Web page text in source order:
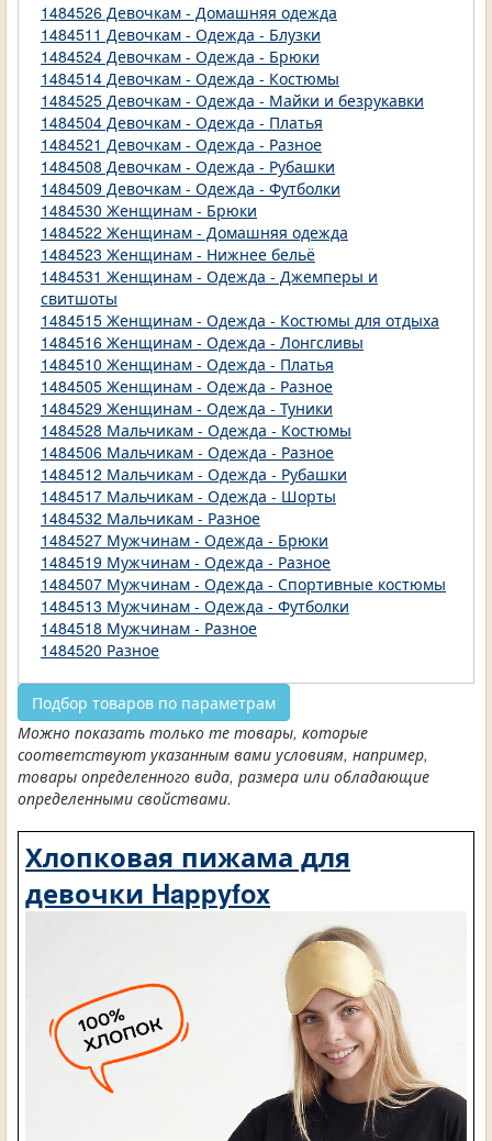
1484526 Девочкам - Домашняя одежда
1484511 Девочкам - Одежда - Блузки
1484524 Девочкам - Одежда - Брюки
1484514 Девочкам - Одежда - Костюмы
1484525 Девочкам - Одежда - Майки и безрукавки
1484504 Девочкам - Одежда - Платья
1484521 Девочкам - Одежда - Разное
1484508 Девочкам - Одежда - Рубашки
1484509 Девочкам - Одежда - Футболки
1484530 Женщинам - Брюки
1484522 Женщинам - Домашняя одежда
1484523 Женщинам - Нижнее бельё
1484531 Женщинам - Одежда - Джемперы и
свитшоты
1484515 Женщинам - Одежда - Костюмы для отдыха
1484516 Женщинам - Одежда - Лонгсливы
1484510 Женщинам - Одежда - Платья
1484505 Женщинам - Одежда - Разное
1484529 Женщинам - Одежда - Туники
1484528 Мальчикам - Одежда - Костюмы
1484506 Мальчикам - Одежда - Разное
1484512 Мальчикам - Одежда - Рубашки
1484517 Мальчикам - Одежда - Шорты
1484532 Мальчикам - Разное
1484527 Мужчинам - Одежда - Брюки
1484519 Мужчинам - Одежда - Разное
1484507 Мужчинам - Одежда - Спортивные костюмы
1484513 Мужчинам - Одежда - Футболки
1484518 Мужчинам - Разное
1484520 Разное
Подбор товаров по параметрам
Можно показать только те товары, которые
соответствуют указанным вами условиям, например,
товары определенного вида, размера или обладающие
определенными свойствами.
Хлопковая пижама для
девочки Happyfox